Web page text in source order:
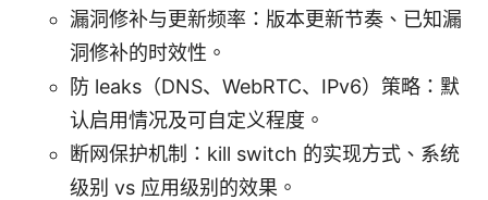
漏洞修补与更新频率：版本更新节奏、已知漏
洞修补的时效性。
防 leaks（DNS、WebRTC、IPv6）策略：默
认启用情况及可自定义程度。
断网保护机制：kill switch 的实现方式、系统
级别 vs 应用级别的效果。